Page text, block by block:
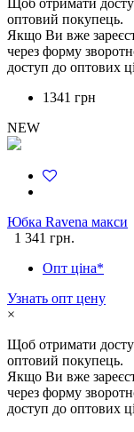
Щоб отримати
оптовий покупець.
Якщо Ви вже
через форму
доступ до оптових
1341 грн
NEW
Юбка Ravena макси
1 341 грн.
Опт ціна*
Узнать опт цену
×
Щоб отримати
оптовий покупець.
Якщо Ви вже
через форму
доступ до оптових